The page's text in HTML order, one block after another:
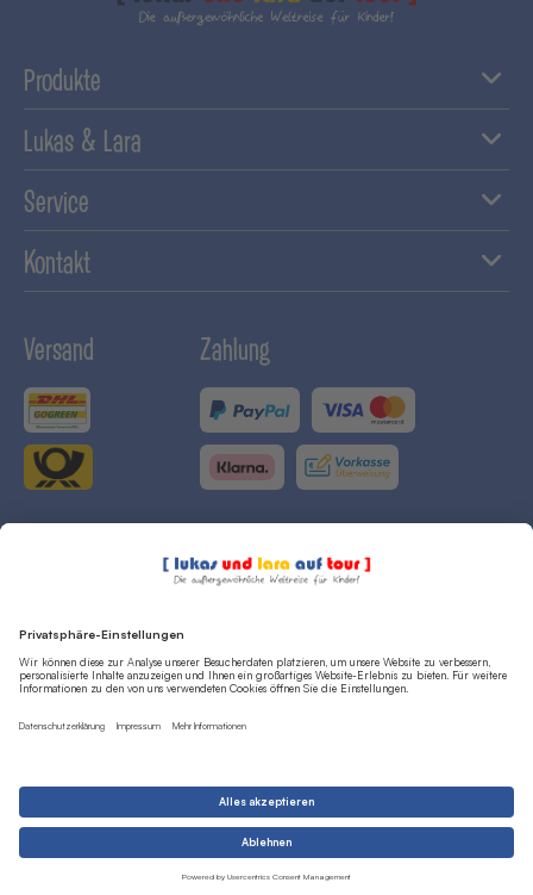
Produkte
Lukas & Lara
Service
Kontakt
Versand Zahlung
© lulatour GmbH 2026
[ Vertrag widerrufen ]
Widerrufsrecht
AGB
Impressum